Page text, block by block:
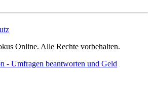
Online. Alle Rechte vorbehalten.